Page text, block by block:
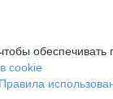
обеспечивать
cookie
Правила